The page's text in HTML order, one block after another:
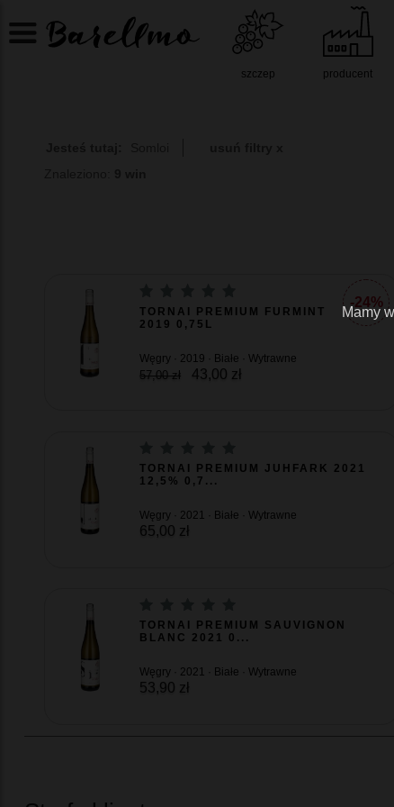
producent
szczep
-24%
TORNAI PREMIUM FURMINT
2019 0,75L
Węgry · 2019 · Białe · Wytrawne
57,00 zł 43,00 zł
TORNAI PREMIUM JUHFARK 2021
12,5% 0,7...
Węgry · 2021 · Białe · Wytrawne
65,00 zł
TORNAI PREMIUM SAUVIGNON
BLANC 2021 0...
Węgry · 2021 · Białe · Wytrawne
53,90 zł
Mamy